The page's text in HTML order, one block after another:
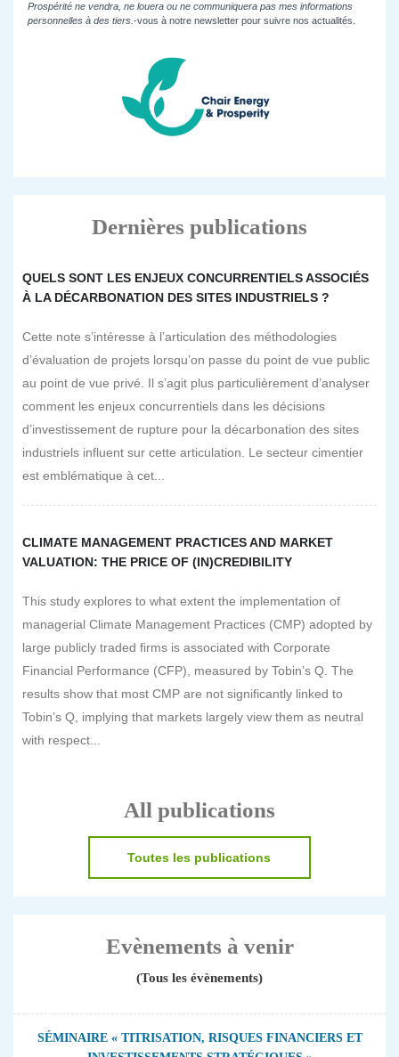
Prospérité ne vendra, ne louera ou ne communiquera pas mes informations
personnelles à des tiers. -vous à notre newsletter pour suivre nos actualités.
Dernières publications
QUELS SONT LES ENJEUX CONCURRENTIELS ASSOCIÉS
À LA DÉCARBONATION DES SITES INDUSTRIELS ?
Cette note s’intéresse à l’articulation des méthodologies
d’évaluation de projets lorsqu’on passe du point de vue public
au point de vue privé. Il s’agit plus particulièrement d’analyser
comment les enjeux concurrentiels dans les décisions
d’investissement de rupture pour la décarbonation des sites
industriels influent sur cette articulation. Le secteur cimentier
est emblématique à cet...
CLIMATE MANAGEMENT PRACTICES AND MARKET
VALUATION: THE PRICE OF (IN)CREDIBILITY
This study explores to what extent the implementation of
managerial Climate Management Practices (CMP) adopted by
large publicly traded firms is associated with Corporate
Financial Performance (CFP), measured by Tobin’s Q. The
results show that most CMP are not significantly linked to
Tobin’s Q, implying that markets largely view them as neutral
with respect...
All publications
Toutes les publications
Evènements à venir
(Tous les évènements)
SÉMINAIRE « TITRISATION, RISQUES FINANCIERS ET